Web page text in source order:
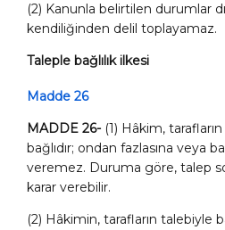
(2) Kanunla belirtilen durumlar
kendiliğinden delil toplayamaz.
Taleple bağlılık ilkesi
Madde 26
MADDE 26- (1) Hâkim,
bağlıdır; ondan fazlasına veya
veremez. Duruma göre, talep
karar verebilir.
(2) Hâkimin, tarafların talebiyle